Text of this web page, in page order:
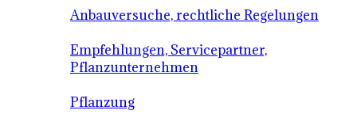
Anbauversuche, rechtliche Regelungen
Empfehlungen, Servicepartner,
Pflanzunternehmen
Pflanzung